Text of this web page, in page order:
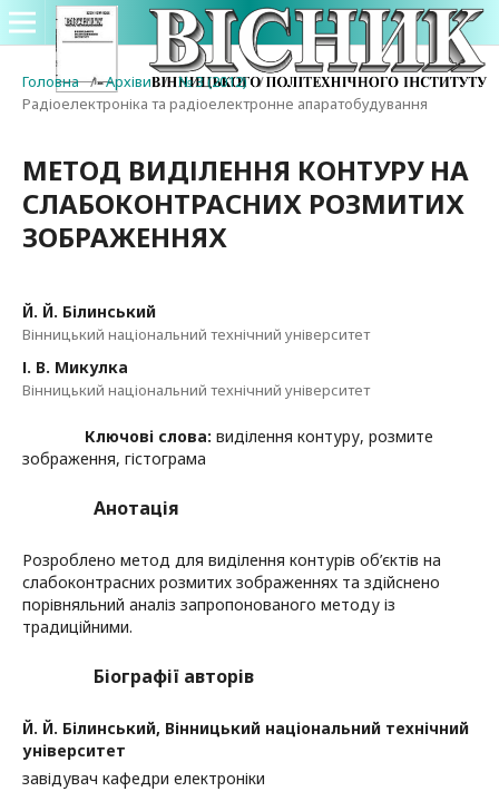
Головна / Архіви / № 3 (2012) /
Радіоелектроніка та радіоелектронне апаратобудування
МЕТОД ВИДІЛЕННЯ КОНТУРУ НА
СЛАБОКОНТРАСНИХ РОЗМИТИХ
ЗОБРАЖЕННЯХ
Й. Й. Білинський
Вінницький національний технічний університет
І. В. Микулка
Вінницький національний технічний університет
Ключові слова: виділення контуру, розмите
зображення, гістограма
Анотація
Розроблено метод для виділення контурів об’єктів на
слабоконтрасних розмитих зображеннях та здійснено
порівняльний аналіз запропонованого методу із
традиційними.
Біографії авторів
Й. Й. Білинський, Вінницький національний технічний
університет
завідувач кафедри електроніки